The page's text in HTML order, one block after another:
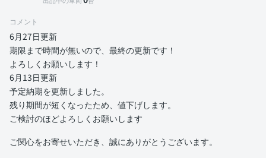
コメント
6月27日更新
期限まで時間が無いので、最終の更新です！
よろしくお願いします！
6月13日更新
予定納期を更新しました。
残り期間が短くなったため、値下げします。
ご検討のほどよろしくお願いします
ご関心をお寄せいただき、誠にありがとうございます。